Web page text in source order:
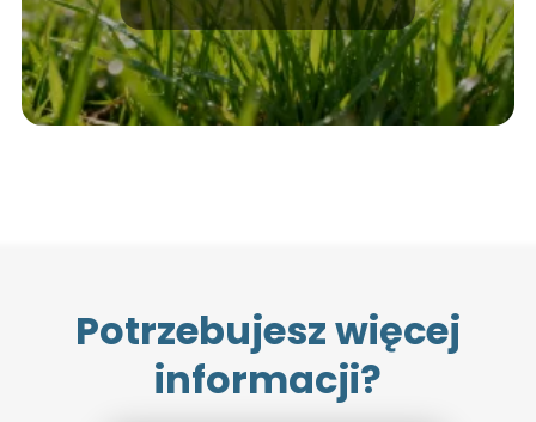
mieszanki
Potrzebujesz więcej
informacji?